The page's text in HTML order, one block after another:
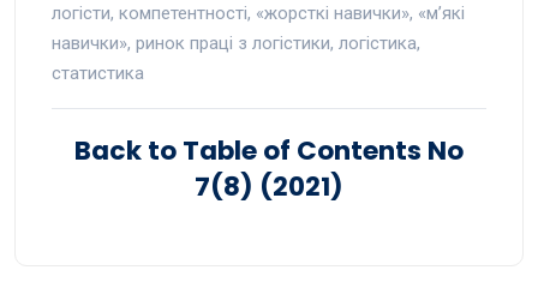
логісти, компетентності, «жорсткі навички», «м’які
навички», ринок праці з логістики, логістика,
статистика
Back to Table of Contents No
7(8) (2021)